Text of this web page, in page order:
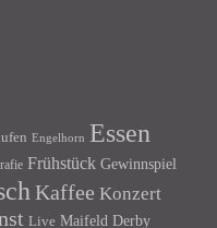
Engelhorn Essen
Frühstück Gewinnspiel
Kaffee Konzert
Live Maifeld Derby